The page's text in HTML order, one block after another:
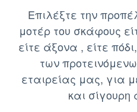
Επιλέξτε την
μοτέρ του σκάφους
είτε άξονα , είτε
των
εταιρείας μας, για
και